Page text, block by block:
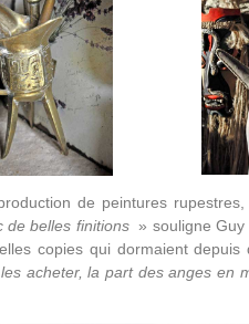
de peintures
de belles finitions » souligne
copies qui dormaient depuis
les acheter, la part des anges en